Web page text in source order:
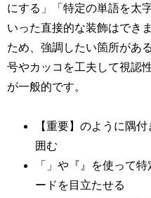
にする」「特定の単語を太
いった直接的な装飾はでき
ため、強調したい箇所があ
号やカッコを工夫して視認
が一般的です。
【重要】のように隅
囲む
「」や『』を使って
ードを目立たせる